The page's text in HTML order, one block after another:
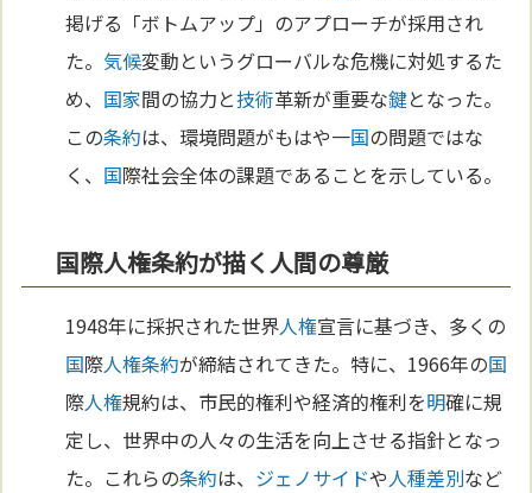
掲げる「ボトムアップ」のアプローチが採用され
た。気候変動というグローバルな危機に対処するた
め、 国家間の協力と技術革新が重要な鍵となった。
この条約は、環境問題がもはや一国の問題ではな
く、 国際社会全体の課題であることを示している。
国際人権条約が描く人間の尊厳
1948年に採択された世界人権宣言に基づき、多くの
国際人権条約が締結されてきた。特に、1966年の国
際人権規約は、市民的権利や経済的権利を明確に規
定し、世界中の人々の生活を向上させる指針となっ
た。これらの条約は、 ジェノサイドや人種差別など